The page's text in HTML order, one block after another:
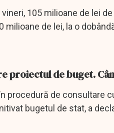
105 milioane de lei
de lei, la o
proiectul de buget.
procedură de consultare
bugetul de stat, a